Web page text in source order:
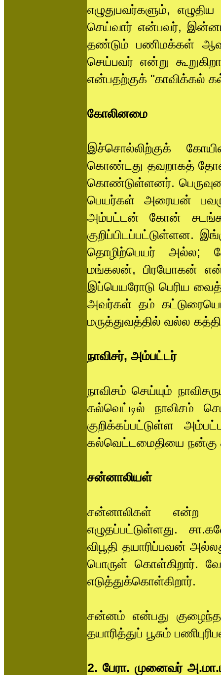
எழுதுபவர்களும்,
செய்வார் என்பவர்,
தண்டும் பணிமக்கள்
செய்பவர் என்று
என்பதற்குக் "காவிக்கல்
கோலினமை
இச்சொல்லிற்குக்
கொண்டது தவறாகத்
கொண்டுள்ளனர்.
பெயர்கள் அரையன்
அம்பட்டன் கோன்
குறிப்பிடப்பட்டுள்ளன.
தொழிற்பெயர் அல்ல;
மங்கலன், பிரயோகன்
இப்பெயரோடு பெரிய
அவர்கள் தம்
மருத்துவத்தில் வல்ல
நாவிசர், அம்பட்டர்
நாவிசம் செய்யும்
கல்வெட்டில் நாவிசம்
குறிக்கப்பட்டுள்ள
கல்வெட்டமைதியை நன்கு
சன்னாலியள்
சன்னாலிகள் என்ற
எழுதப்பட்டுள்ளது.
விபூதி தயாரிப்பவன்
பொருள் கொள்கிறார்.
எடுத்துக்கொள்கிறார்.
சன்னம் என்பது
தயாரித்துப் பூசும்
2. பேரா. முனைவர்